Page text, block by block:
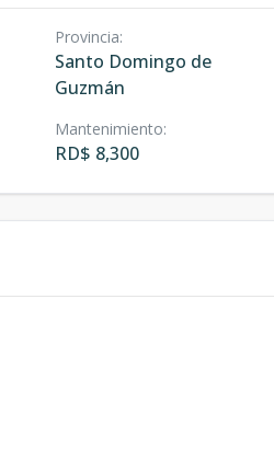
Provincia:
Santo Domingo de
Guzmán
Mantenimiento:
RD$ 8,300